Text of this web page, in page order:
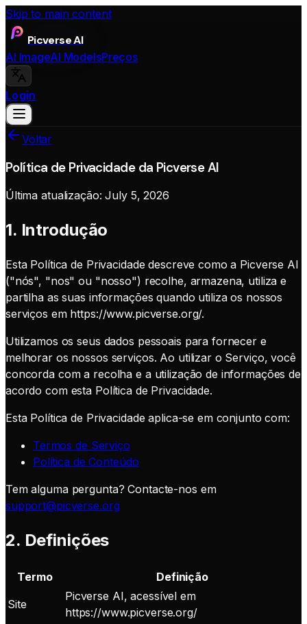
Skip to main content
Picverse AI
AI ImageAI ModelsPreços
Login
Voltar
Política de Privacidade da Picverse AI
Última atualização: July 5, 2026
1. Introdução
Esta Política de Privacidade descreve como a Picverse AI
("nós", "nos" ou "nosso") recolhe, armazena, utiliza e
partilha as suas informações quando utiliza os nossos
serviços em https://www.picverse.org/.
Utilizamos os seus dados pessoais para fornecer e
melhorar os nossos serviços. Ao utilizar o Serviço, você
concorda com a recolha e a utilização de informações de
acordo com esta Política de Privacidade.
Esta Política de Privacidade aplica-se em conjunto com:
Termos de Serviço
Política de Conteúdo
Tem alguma pergunta? Contacte-nos em
support@picverse.org
2. Definições
Termo
Definição
Site
Picverse AI, acessível em
https://www.picverse.org/